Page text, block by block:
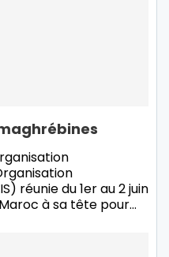
réunie du 1er au 2 juin
à sa tête pour…